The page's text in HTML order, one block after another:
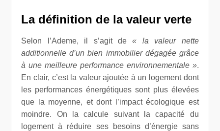
La définition de la valeur verte
Selon l’Ademe, il s’agit de« la valeur nette
additionnelle d’un bien immobilier dégagée grâce
à une meilleure performance environnementale ».
En clair, c’est la valeur ajoutée à un logement dont
les performances énergétiques sont plus élevées
que la moyenne, et dont l’impact écologique est
moindre. On la calcule suivant la capacité du
logement à réduire ses besoins d’énergie sans